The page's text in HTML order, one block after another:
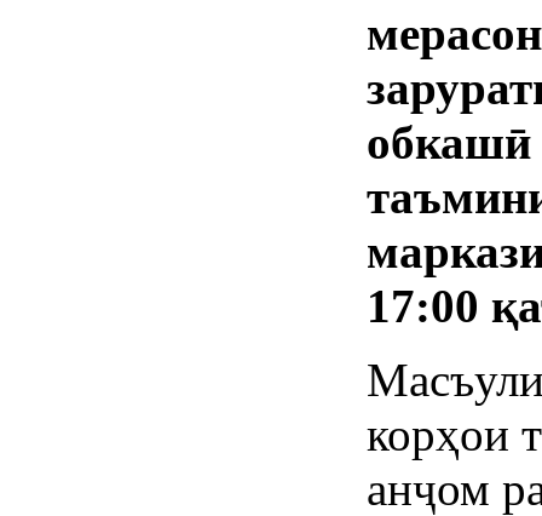
обкашӣ
17:00
корҳои
анҷом